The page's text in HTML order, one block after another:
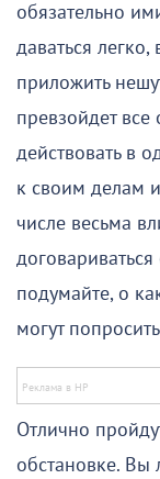
обязательно
даваться
приложить
превзойдет
действовать в
к своим делам
числе весьма
подумайте, о
могут
Отлично
обстановке. Вы